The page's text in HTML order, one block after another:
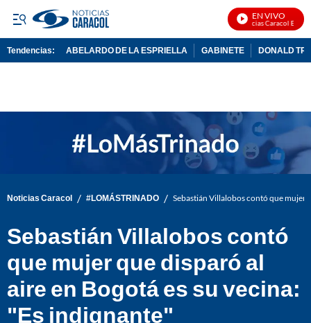
EN VIVO
Noticias Caracol En Vivo
Tendencias: ABELARDO DE LA ESPRIELLA GABINETE DONALD
Noticias Caracol / #LOMÁSTRINADO / Sebastián Villalobos contó que mujer
Sebastián Villalobos contó
que mujer que disparó al
aire en Bogotá es su vecina:
"Es indignante"